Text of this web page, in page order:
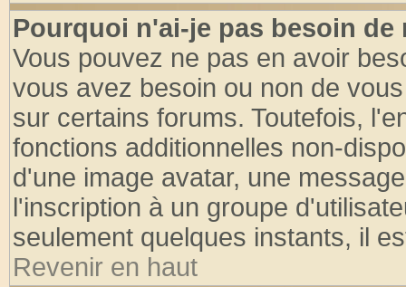
Pourquoi n'ai-je pas besoin de
Vous pouvez ne pas en avoir
vous avez besoin ou non de
sur certains forums. Toutefois,
fonctions additionnelles non-
d'une image avatar, une
l'inscription à un groupe
seulement quelques instants, il
Revenir en haut